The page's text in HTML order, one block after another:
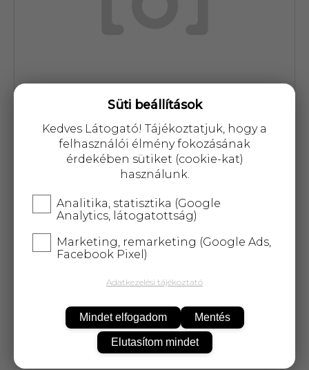
Cikkszám: 51728
16 864 Ft
KOSÁRBA
Süti beállítások
Kedves Látogató! Tájékoztatjuk, hogy a
felhasználói élmény fokozásának
érdekében sütiket (cookie-kat)
használunk.
Analitika, statisztika (Google
Analytics, látogatottság)
Marketing, remarketing (Google Ads,
Facebook Pixel)
Adatkezelési tájékoztató
Mindet elfogadom Mentés
Elutasítom mindet